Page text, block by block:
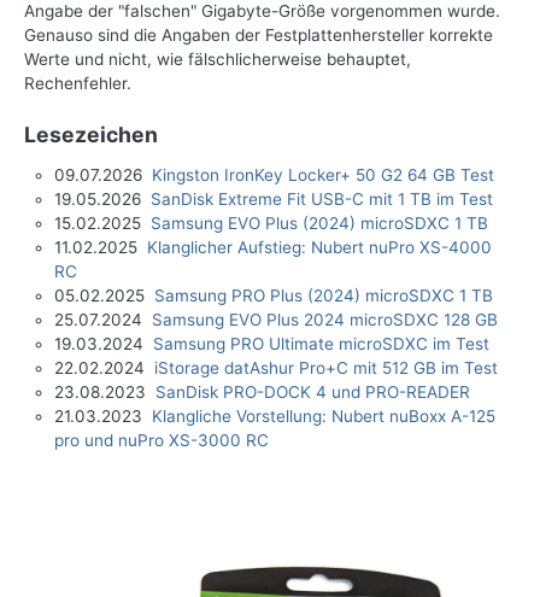
Angabe der "falschen" Gigabyte-Größe vorgenommen wurde.
Genauso sind die Angaben der Festplattenhersteller korrekte
Werte und nicht, wie fälschlicherweise behauptet,
Rechenfehler.
Lesezeichen
09.07.2026 Kingston IronKey Locker+ 50 G2 64 GB Test
19.05.2026 SanDisk Extreme Fit USB-C mit 1 TB im Test
15.02.2025 Samsung EVO Plus (2024) microSDXC 1 TB
11.02.2025 Klanglicher Aufstieg: Nubert nuPro XS-4000
RC
05.02.2025 Samsung PRO Plus (2024) microSDXC 1 TB
25.07.2024 Samsung EVO Plus 2024 microSDXC 128 GB
19.03.2024 Samsung PRO Ultimate microSDXC im Test
22.02.2024 iStorage datAshur Pro+C mit 512 GB im Test
23.08.2023 SanDisk PRO-DOCK 4 und PRO-READER
21.03.2023 Klangliche Vorstellung: Nubert nuBoxx A-125
pro und nuPro XS-3000 RC